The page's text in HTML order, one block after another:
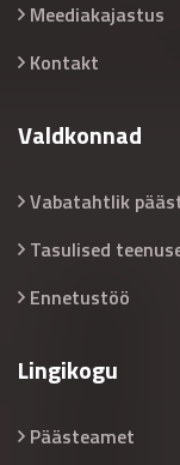
Meediakajastus
Kontakt
Valdkonnad
Vabatahtlik
Tasulised
Ennetustöö
Lingikogu
Päästeamet